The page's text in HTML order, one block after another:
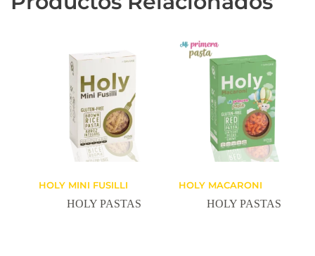
HOLY MINI FUSILLI
HOLY PASTAS
HOLY MACARONI
HOLY PASTAS